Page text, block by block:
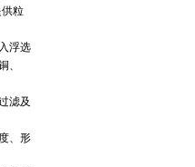
粒
浮选
、
滤及
、形